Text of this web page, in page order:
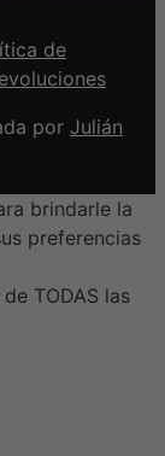
de
por Julián
brindarle la
preferencias
TODAS las